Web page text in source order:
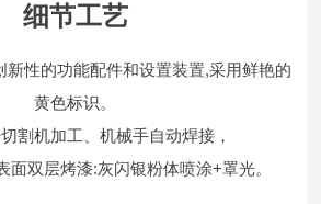
细节工艺
新性的功能配件和设置装置,采用鲜艳的
黄色标识。
割机加工、机械手自动焊接，
面双层烤漆:灰闪银粉体喷涂+罩光。